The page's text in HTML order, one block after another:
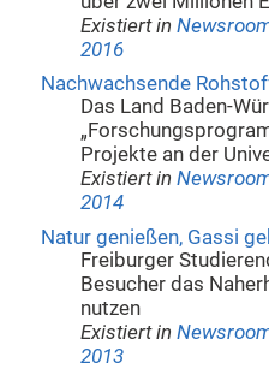
Existiert in
2016
Nachwachsende
Das Land Baden-
Projekte an der
Existiert in
2014
Natur genießen, Gassi
Freiburger
Besucher das
nutzen
Existiert in
2013